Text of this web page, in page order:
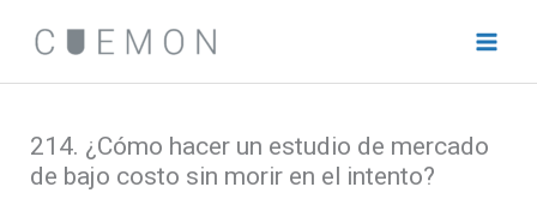
contenido
214. ¿Cómo hacer un estudio de mercado
de bajo costo sin morir en el intento?